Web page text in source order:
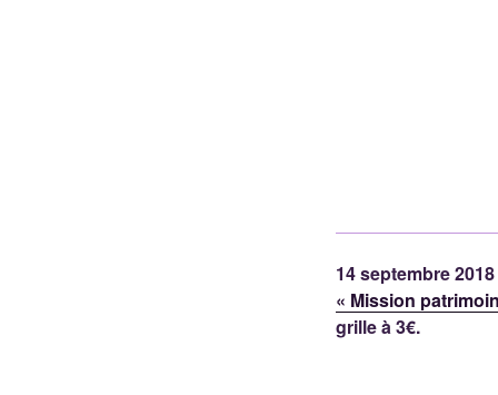
14 septembre
« Mission
grille à 3€.